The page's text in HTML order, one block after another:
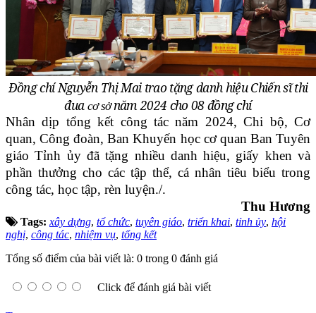
Đồng chí Nguyễn Thị Mai trao tặng danh hiệu Chiến sĩ thi
đua cơ sởnăm 2024 cho 08 đồng chí
Nhân dịp tổng kết công tác năm 2024, Chi bộ, Cơ
quan, Công đoàn, Ban Khuyến học cơ quan Ban Tuyên
giáo Tỉnh ủy đã tặng nhiều danh hiệu, giấy khen và
phần thưởng cho các tập thể, cá nhân tiêu biểu trong
công tác, học tập, rèn luyện./.
Thu Hương
Tags:xây dựng, tổ chức, tuyên giáo, triển khai, tỉnh ủy, hội
nghị, công tác, nhiệm vụ, tổng kết
Tổng số điểm của bài viết là: 0 trong 0 đánh giá
Click để đánh giá bài viết